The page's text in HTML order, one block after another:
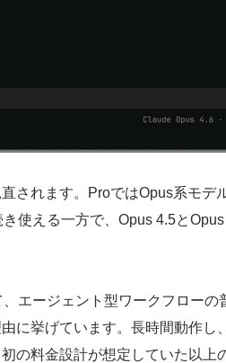
されます。ProではOpus系モデ
使える一方で、Opus 4.5と
エージェント型ワークフローの
に挙げています。長時間動作し
の料金設計が想定していた以上